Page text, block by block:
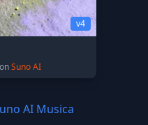
v4
Suno AI
AI Musica